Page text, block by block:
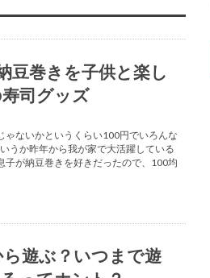
豆巻きを子供と楽し
司グッズ
ゃないかというくらい100円でいろんな
うか昨年から我が家で大活躍している
子が納豆巻きを好きだったので、100均
遊ぶ？いつまで遊